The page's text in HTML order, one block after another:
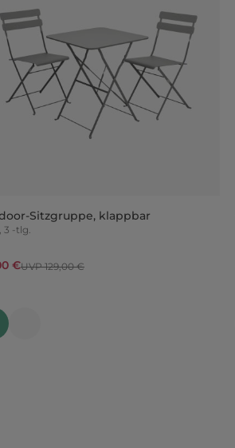
Sitzgruppe, klappbar
3 -tlg.
€UVP 129,00 €